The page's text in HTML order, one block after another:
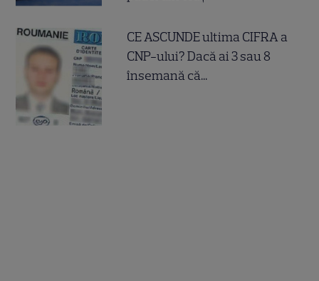
CE ASCUNDE ultima CIFRA a
CNP-ului? Dacă ai 3 sau 8
însemană că...